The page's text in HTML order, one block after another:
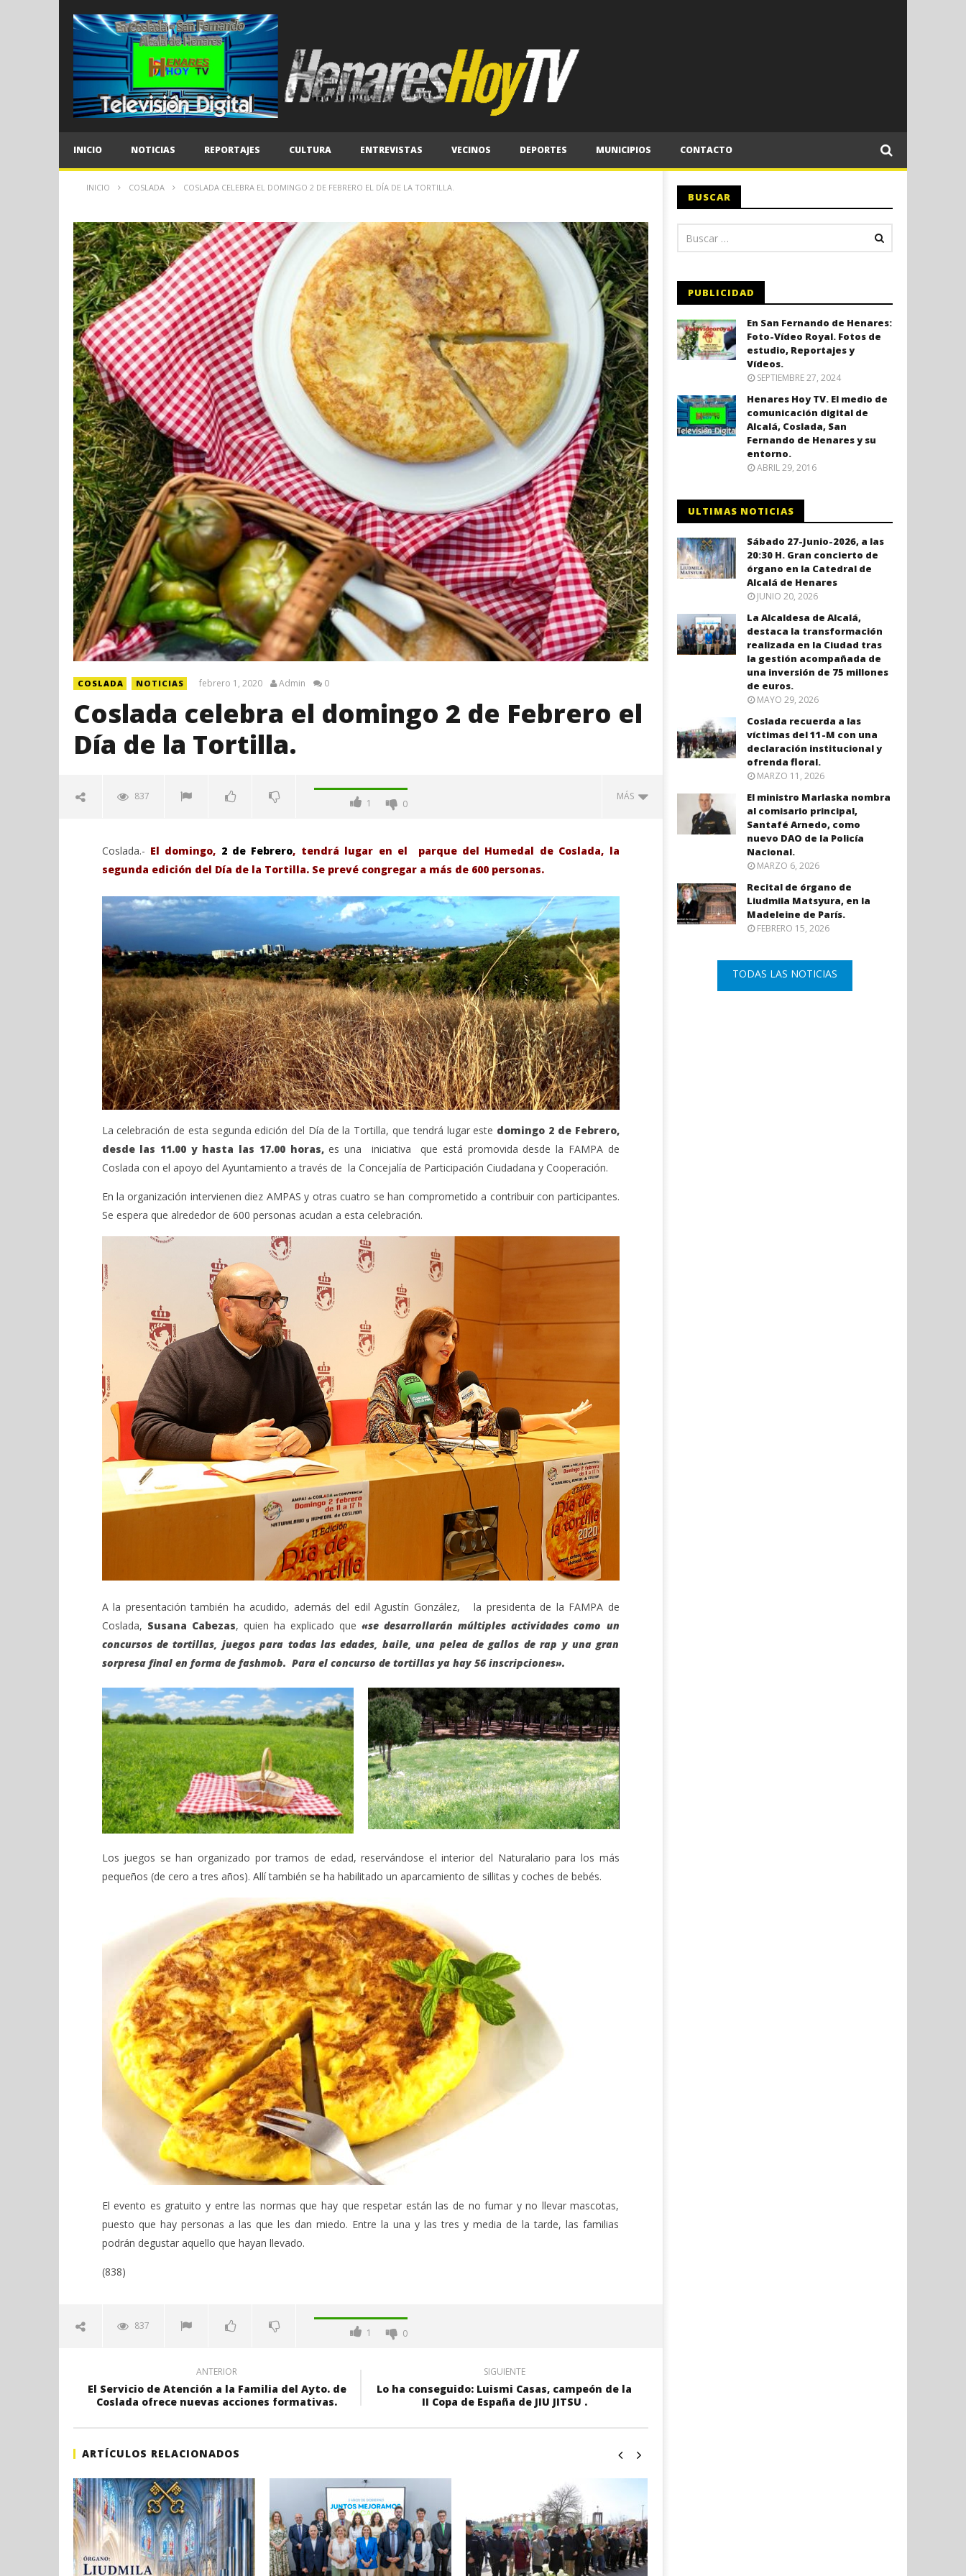
INICIO NOTICIAS REPORTAJES CULTURA ENTREVISTAS VECINOS DEPORTES MUNICIPIOS CONTACTO
INICIO COSLADA COSLADA CELEBRA EL DOMINGO 2 DE FEBRERO EL DÍA DE LA TORTILLA.
COSLADA NOTICIAS febrero 1, 2020 Admin 0
Coslada celebra el domingo 2 de Febrero el
Día de la Tortilla.
837
1 0
MÁS
VIENDO AHORA
Coslada celebra el domingo 2 de
Febrero el Día de la Tortilla.
febrero
1, 2020
Admin
Sábado 27-Junio-2026, a las 20:30
H. Gran concierto de órgano en la
Catedral de Alcalá de Henares
febrero
1, 2020
Admin
La Alcaldesa de Alcalá, destaca la
transformación realizada en la
Ciudad tras la gestión
acompañada de una inversión de
75 millones de euros.
febrero
1, 2020
Admin
Coslada recuerda a las víctimas
del 11-M con una declaración
El ministro Marlaska
comisario principal,
Coslada.- El domingo, 2 de Febrero, tendrá lugar en el parque del Humedal de Coslada, la
segunda edición del Día de la Tortilla. Se prevé congregar a más de 600 personas.
La celebración de esta segunda edición del Día de la Tortilla, que tendrá lugar este domingo 2 de Febrero,
desde las 11.00 y hasta las 17.00 horas,es una iniciativa que está promovida desde la FAMPA de
Coslada con el apoyo del Ayuntamiento a través de la Concejalía de Participación Ciudadana y Cooperación.
En la organización intervienen diez AMPAS y otras cuatro se han comprometido a contribuir con participantes.
Se espera que alrededor de 600 personas acudan a esta celebración.
A la presentación también ha acudido, además del edil Agustín González, la presidenta de la FAMPA de
Coslada, Susana Cabezas, quien ha explicado que«se desarrollarán múltiples actividades como un
concursos de tortillas, juegos para todas las edades, baile, una pelea de gallos de rap y una gran
sorpresa final en forma de fashmob. Para el concurso de tortillas ya hay 56 inscripciones».
Los juegos se han organizado por tramos de edad, reservándose el interior del Naturalario para los más
pequeños (de cero a tres años). Allí también se ha habilitado un aparcamiento de sillitas y coches de bebés.
El evento es gratuito y entre las normas que hay que respetar están las de no fumar y no llevar mascotas,
puesto que hay personas a las que les dan miedo. Entre la una y las tres y media de la tarde, las familias
podrán degustar aquello que hayan llevado.
(838)
837
1 0
ANTERIOR
El Servicio de Atención a la Familia del Ayto. de
Coslada ofrece nuevas acciones formativas.
SIGUIENTE
Lo ha conseguido: Luismi Casas, campeón de la
II Copa de España de JIU JITSU .
ARTÍCULOS RELACIONADOS
BUSCAR
PUBLICIDAD
En San Fernando de Henares:
Foto-Vídeo Royal. Fotos de
estudio, Reportajes y
Vídeos.
SEPTIEMBRE 27, 2024
Henares Hoy TV. El medio de
comunicación digital de
Alcalá, Coslada, San
Fernando de Henares y su
entorno.
ABRIL 29, 2016
ULTIMAS NOTICIAS
Sábado 27-Junio-2026, a las
20:30 H. Gran concierto de
órgano en la Catedral de
Alcalá de Henares
JUNIO 20, 2026
La Alcaldesa de Alcalá,
destaca la transformación
realizada en la Ciudad tras
la gestión acompañada de
una inversión de 75 millones
de euros.
MAYO 29, 2026
Coslada recuerda a las
víctimas del 11-M con una
declaración institucional y
ofrenda floral.
MARZO 11, 2026
El ministro Marlaska nombra
al comisario principal,
Santafé Arnedo, como
nuevo DAO de la Policía
Nacional.
MARZO 6, 2026
Recital de órgano de
Liudmila Matsyura, en la
Madeleine de París.
FEBRERO 15, 2026
TODAS LAS NOTICIAS